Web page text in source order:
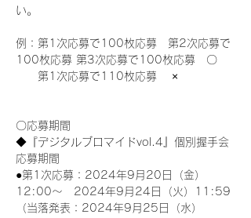
い。
例：第1次応募で100枚応募　第2次応募で
100枚応募 第3次応募で100枚応募　〇
第1次応募で110枚応募　 ×
〇応募期間
◆『デジタルブロマイドvol.4』個別握手会
応募期間
●第1次応募：2024年9月20日（金）
12:00～　2024年9月24日（火）11:59
（当落発表：2024年9月25日（水）